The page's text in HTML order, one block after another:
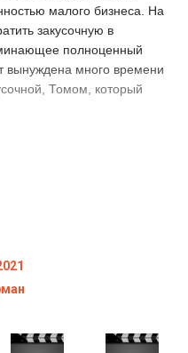
малого бизнеса. На
закусочную в
полноценный
вынуждена много времени
Томом, который
(2021) в хорошем